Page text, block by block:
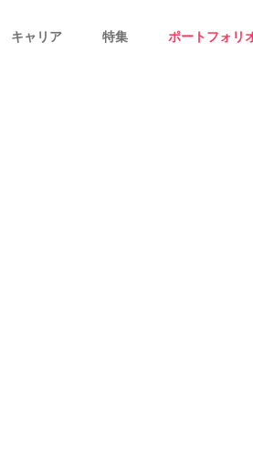
キャリア 特集 ポートフォリ